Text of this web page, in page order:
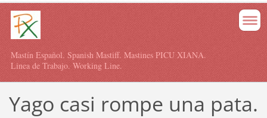
Mastín Español. Spanish Mastiff. Mastines PICU XIANA.
Linea de Trabajo. Working Line.
Yago casi rompe una pata.